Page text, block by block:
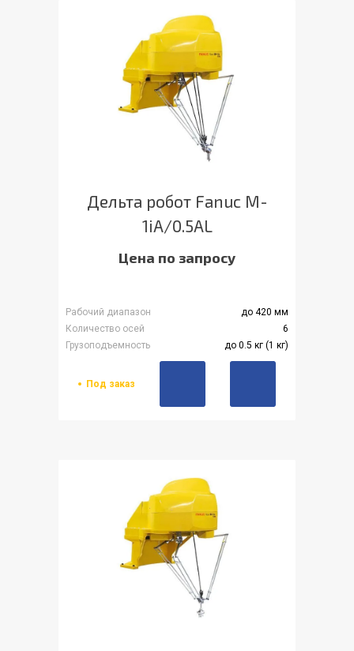
Дельта робот Fanuc M-
1iA/0.5AL
Цена по запросу
Рабочий диапазон
до 420 мм
Количество осей
6
Грузоподъемность
до 0.5 кг (1 кг)
Под заказ